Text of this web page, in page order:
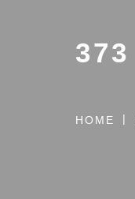
373
HOME